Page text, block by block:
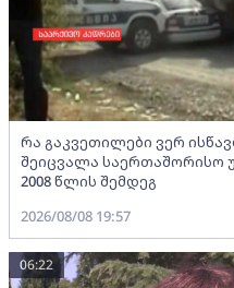
რა გაკვეთილები ვერ
შეიცვალა საერთაშორისო
2008 წლის შემდეგ
2026/08/08 19:57
06:22